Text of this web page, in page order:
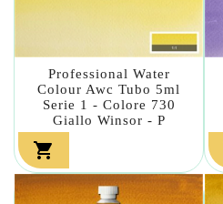
Professional Water
Colour Awc Tubo 5ml
Serie 1 - Colore 730
Giallo Winsor - P
